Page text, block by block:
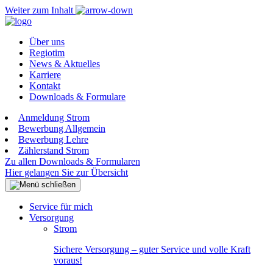
Weiter zum Inhalt
Über uns
Regiotim
News & Aktuelles
Karriere
Kontakt
Downloads & Formulare
Anmeldung Strom
Bewerbung Allgemein
Bewerbung Lehre
Zählerstand Strom
Zu allen Downloads & Formularen
Hier gelangen Sie zur Übersicht
Service für mich
Versorgung
Strom
Sichere Versorgung – guter Service und volle Kraft
voraus!